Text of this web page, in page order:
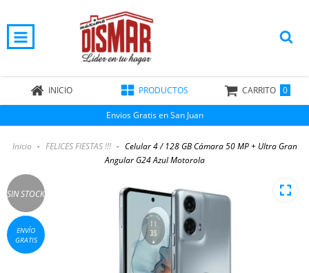
INICIO PRODUCTOS CARRITO 0
Envios Gratis en San Juan
Inicio - FELICES FIESTAS !!! - Celular 4 / 128 GB Cámara 50 MP + Ultra Gran
Angular G24 Azul Motorola
SIN STOCK
ENVÍO
GRATIS